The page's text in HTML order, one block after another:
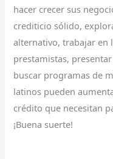
hacer crecer sus
crediticio sólido,
alternativo, trabajar en
prestamistas,
buscar programas de
latinos pueden
crédito que necesitan
¡Buena suerte!